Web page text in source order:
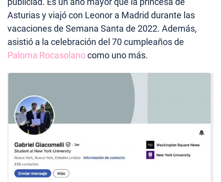
Asturias y viajó con Leonor a Madrid durante las
vacaciones de Semana Santa de 2022. Además,
asistió a la celebración del 70 cumpleaños de
Paloma Rocasolanocomo uno más.